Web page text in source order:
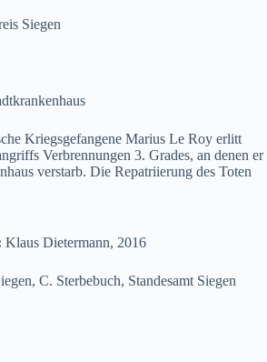
Siegen
Kriegsgefangene Marius Le Roy erlitt
Verbrennungen 3. Grades, an denen er
verstarb. Die Repatriierung des Toten
Klaus Dietermann, 2016
C. Sterbebuch, Standesamt Siegen